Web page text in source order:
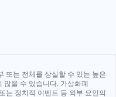
또는 전체를 상실할 수 있는 높은
않을 수 있습니다. 가상화폐
는 정치적 이벤트 등 외부 요인의